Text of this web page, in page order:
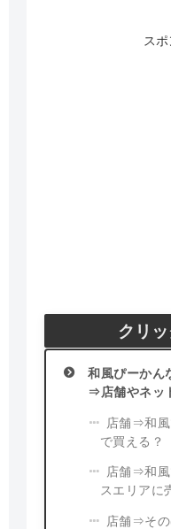
ス
クリ
和風ぴーかん
⇒店舗やネッ
店舗⇒和風
で買える？
店舗⇒和風
スエリアに
店舗⇒その